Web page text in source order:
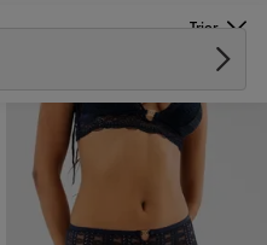
Trier